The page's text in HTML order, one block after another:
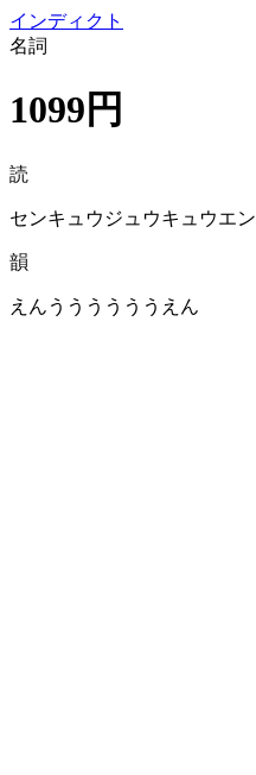
インディクト
名詞
1099円
読
センキュウジュウキュウエン
韻
えんううううううえん